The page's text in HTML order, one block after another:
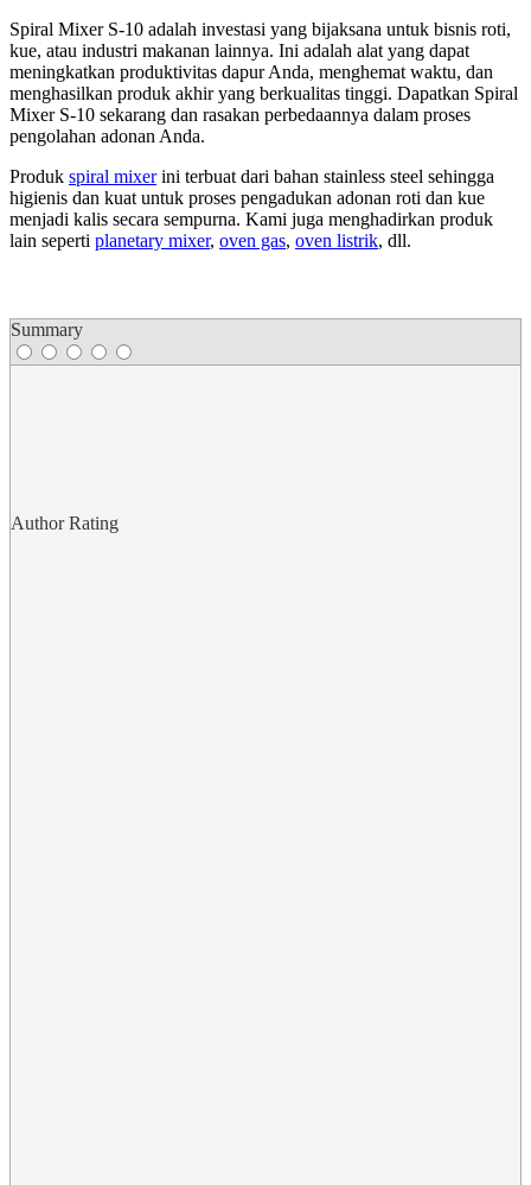
Spiral Mixer S-10 adalah investasi yang bijaksana untuk bisnis roti,
kue, atau industri makanan lainnya. Ini adalah alat yang dapat
meningkatkan produktivitas dapur Anda, menghemat waktu, dan
menghasilkan produk akhir yang berkualitas tinggi. Dapatkan Spiral
Mixer S-10 sekarang dan rasakan perbedaannya dalam proses
pengolahan adonan Anda.
Produk spiral mixerini terbuat dari bahan stainless steel sehingga
higienis dan kuat untuk proses pengadukan adonan roti dan kue
menjadi kalis secara sempurna. Kami juga menghadirkan produk
lain seperti planetary mixer, oven gas, oven listrik, dll.
Summary
Author Rating